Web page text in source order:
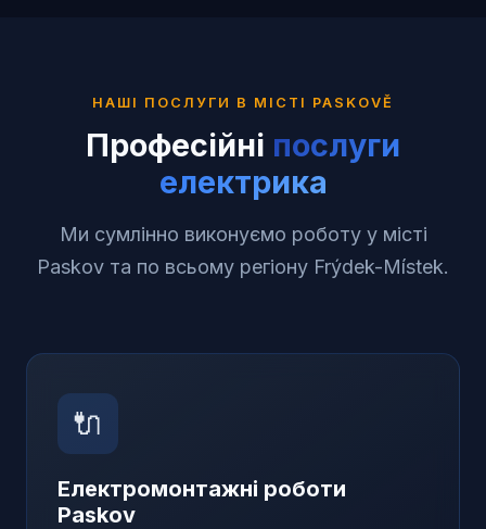
НАШІ ПОСЛУГИ В МІСТІ PASKOVĚ
Професійні послуги
електрика
Ми сумлінно виконуємо роботу у місті
Paskov та по всьому регіону Frýdek-Místek.
🔌
Електромонтажні роботи
Paskov